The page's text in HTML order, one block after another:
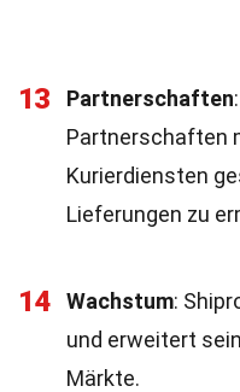
13 Partnerschaften
Partnerschaften
Kurierdiensten
Lieferungen zu
14 Wachstum:
und erweitert
Märkte.